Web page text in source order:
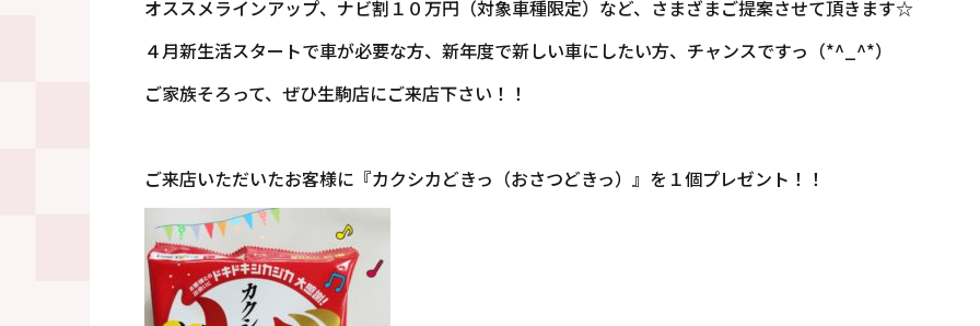
オススメラインアップ、ナビ割１０万円（対象車種限定）など、さまざまご提案させて頂きます☆
４月新生活スタートで車が必要な方、新年度で新しい車にしたい方、チャンスですっ（*^_^*）
ご家族そろって、ぜひ生駒店にご来店下さい！！
ご来店いただいたお客様に『カクシカどきっ（おさつどきっ）』を１個プレゼント！！